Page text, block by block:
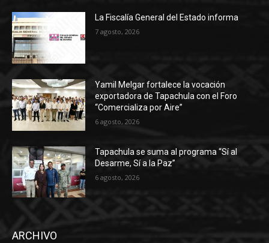
La Fiscalía General del Estado informa
7 agosto, 2026
Yamil Melgar fortalece la vocación
exportadora de Tapachula con el Foro
“Comercializa por Aire”
6 agosto, 2026
Tapachula se suma al programa “Sí al
Desarme, Sí a la Paz”
6 agosto, 2026
ARCHIVO